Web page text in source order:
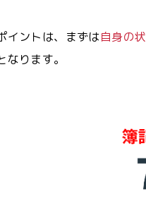
イントは、まずは自身の
なります。